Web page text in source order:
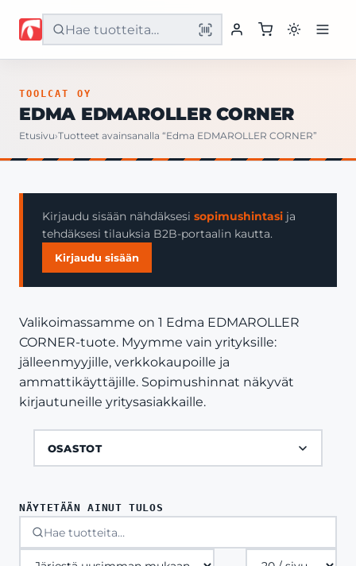
Etusivu
Yritys
Yhteystiedot
TOOLCAT OY
EDMA EDMAROLLER CORNER
Etusivu›Tuotteet avainsanalla “Edma EDMAROLLER CORNER”
Kirjaudu sisään nähdäksesi sopimushintasi ja
tehdäksesi tilauksia B2B-portaalin kautta.
Kirjaudu sisään
Valikoimassamme on 1 Edma EDMAROLLER
CORNER-tuote. Myymme vain yrityksille:
jälleenmyyjille, verkkokaupoille ja
ammattikäyttäjille. Sopimushinnat näkyvät
kirjautuneille yritysasiakkaille.
OSASTOT
NÄYTETÄÄN AINUT TULOS
Tuotteita